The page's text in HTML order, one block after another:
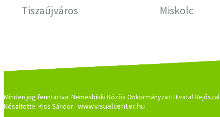
Tiszaújváros Miskolc
Minden jog fenntartva: Nemesbikki Közös Önkormányzati Hivatal
Készítette: Kiss Sándor www.visualcenter.hu